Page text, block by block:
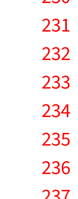
231
232
233
234
235
236